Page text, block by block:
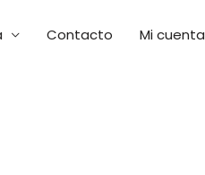
Contacto Mi cuenta